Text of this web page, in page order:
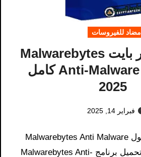
مضاد للفيروسات
برنامج مالوير بايت Malwarebytes
Anti-Malware Premium كامل
2025
فبراير 14, 2025
كل التوضيحات حول Malwarebytes Anti Malware
Premium تحميل​: تحميل برنامج Malwarebytes Anti-